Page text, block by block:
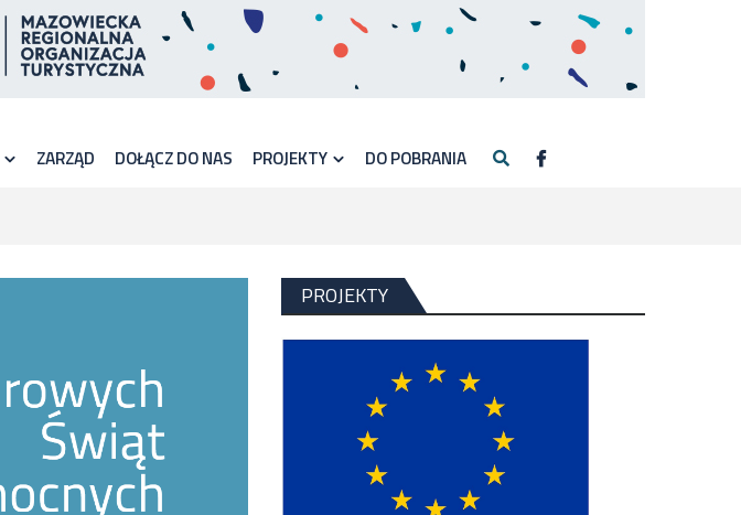
ZARZĄD DOŁĄCZ DO NAS PROJEKTY DO POBRANIA
PROJEKTY